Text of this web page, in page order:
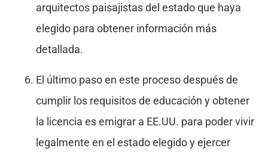
arquitectos paisajistas del estado que haya
elegido para obtener información más
detallada.
El último paso en este proceso después de
cumplir los requisitos de educación y obtener
la licencia es emigrar a EE.UU. para poder vivir
legalmente en el estado elegido y ejercer